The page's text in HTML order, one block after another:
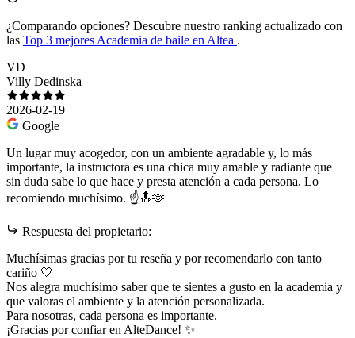
¿Comparando opciones? Descubre nuestro ranking actualizado con
las Top 3 mejores Academia de baile en Altea .
VD
Villy Dedinska
2026-02-19
Google
Un lugar muy acogedor, con un ambiente agradable y, lo más
importante, la instructora es una chica muy amable y radiante que
sin duda sabe lo que hace y presta atención a cada persona. Lo
recomiendo muchísimo. ☝️🔝🫶
Respuesta del propietario:
Muchísimas gracias por tu reseña y por recomendarlo con tanto
cariño 🤍
Nos alegra muchísimo saber que te sientes a gusto en la academia y
que valoras el ambiente y la atención personalizada.
Para nosotras, cada persona es importante.
¡Gracias por confiar en AlteDance! ✨